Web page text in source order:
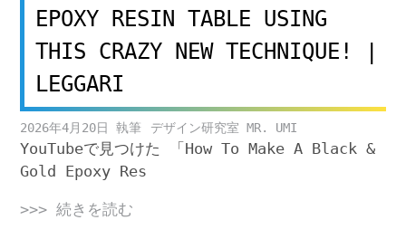
EPOXY RESIN TABLE USING
THIS CRAZY NEW TECHNIQUE! |
LEGGARI
2026年4月20日 デザイン研究室 MR. UMI
YouTubeで見つけた 「How To Make A Black &
Gold Epoxy Res
>>> 続きを読む